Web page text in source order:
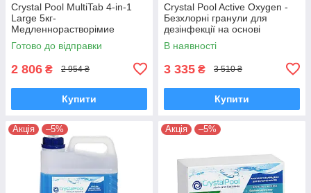
Crystal Pool MultiTab 4-in-1
Large 5кг-
Медленнорастворімие
таблетки хлору для
тривалого дезин
Готово до відправки
2 806 ₴ 2 954 ₴
Купити
Crystal Pool Active Oxygen -
Безхлорні гранули для
дезінфекції на основі
активного кисню 3 кг
В наявності
3 335 ₴ 3 510 ₴
Купити
Акція –5% Акція –5%